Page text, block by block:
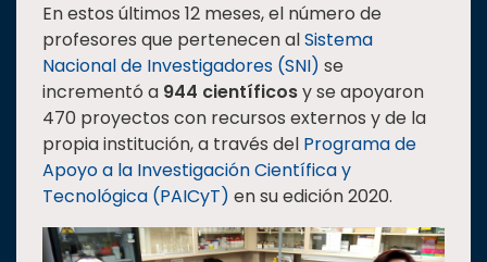
En estos últimos 12 meses, el número de
profesores que pertenecen alSistema
Nacional de Investigadores (SNI) se
incrementó a 944 científicosy se apoyaron
470 proyectos con recursos externos y de la
propia institución, a través del Programa de
Apoyo a la Investigación Científica y
Tecnológica (PAICyT) en su edición 2020.